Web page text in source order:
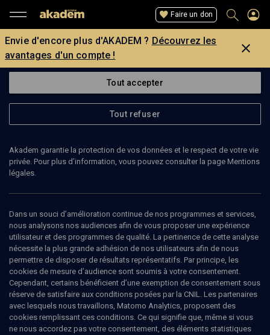
Faire un don
Envie d'encore plus d'AKADEM ? Découvrez les
avantages d'un compte !
historien et journaliste
Hervé Deguin est historien et journaliste. (Mise à jour: octobre
2009)
Ajouter Partager J’aime
Tout accepter
Tout refuser
Akadem garantie la protection de vos données et le respect de votre vie
privée. Pour plus d’information, vous pouvez consulter la page Mentions
légales.
Dans un souci d’amélioration continue de nos programmes et services,
nous analysons nos audiences afin de vous proposer une expérience
utilisateur et des programmes de qualité. La pertinence de cette analyse
nécessite la plus grande adhésion de nos utilisateurs afin de nous
permettre de disposer de résultats représentatifs. Par principe, les
cookies de mesure d’audience sont soumis à votre consentement.
Cependant, certains bénéficient d’une exemption de consentement sous
réserve de satisfaire aux conditions posées par la CNIL. Les partenaires
avec lesquels nous travaillons, Matomo Analytics, proposent des
cookies remplissant ces conditions. Ce qui signifie que, même si vous
ne nous accordez pas votre consentement, des éléments statistiques